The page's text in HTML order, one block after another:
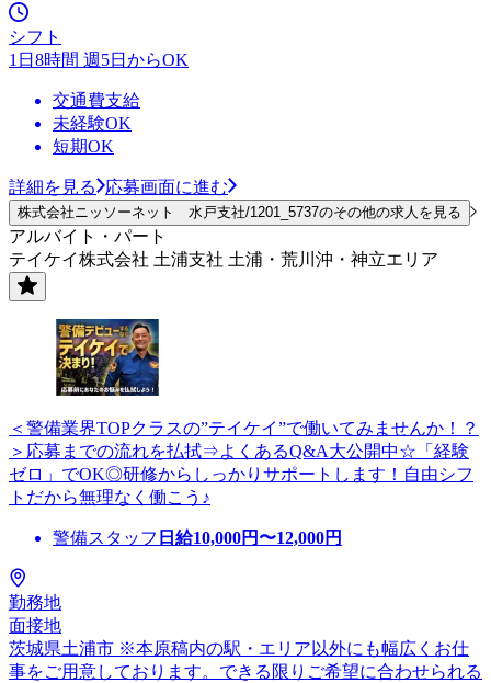
シフト
1日8時間 週5日からOK
交通費支給
未経験OK
短期OK
詳細を見る 応募画面に進む
株式会社ニッソーネット 水戸支社/1201_5737のその他の求人を見る
アルバイト・パート
テイケイ株式会社 土浦支社 土浦・荒川沖・神立エリア
＜警備業界TOPクラスの”テイケイ”で働いてみませんか！？
＞応募までの流れを払拭⇒よくあるQ&A大公開中☆「経験
ゼロ」でOK◎研修からしっかりサポートします！自由シフ
トだから無理なく働こう♪
警備スタッフ 日給10,000円〜12,000円
勤務地
面接地
茨城県土浦市 ※本原稿内の駅・エリア以外にも幅広くお仕
事をご用意しております。できる限りご希望に合わせられる